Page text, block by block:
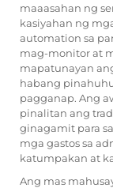
maaasahan ng
kasiyahan ng
automation sa
mag-monitor at
mapatunayan
habang
pagganap. Ang
pinalitan ang
ginagamit para
mga gastos sa
katumpakan at
Ang mas